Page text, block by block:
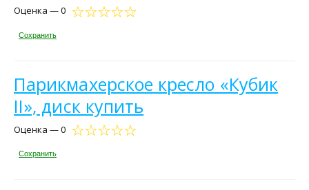
Оценка — 0
Сохранить
Парикмахерское кресло «Кубик
II», диск купить
Оценка — 0
Сохранить